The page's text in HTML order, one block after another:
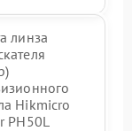
линза
Hikmicro
PH50L